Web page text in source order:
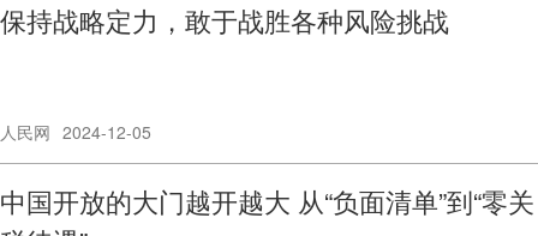
保持战略定力，敢于战胜各种风险挑战
人民网 2024-12-05
中国开放的大门越开越大 从“负面清单”到“零关